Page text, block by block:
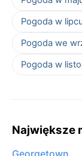
Pogoda w
Pogoda we
Pogoda w
Największe